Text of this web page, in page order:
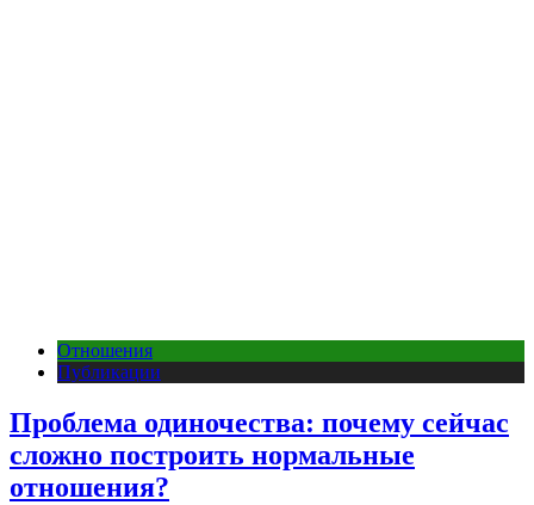
Отношения
Публикации
Проблема одиночества: почему сейчас
сложно построить нормальные
отношения?